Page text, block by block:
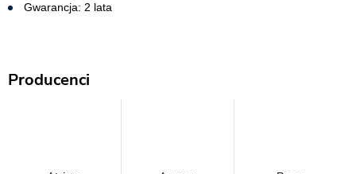
Gwarancja: 2 lata
Producenci